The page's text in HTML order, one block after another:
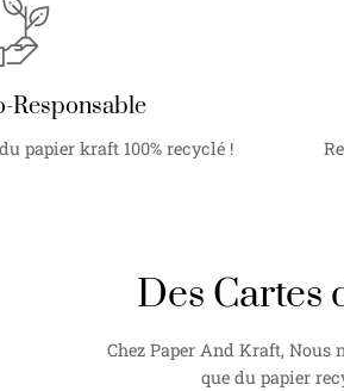
Responsable
papier kraft 100% recyclé !
Des Cartes
Chez Paper And Kraft, Nous
que du papier